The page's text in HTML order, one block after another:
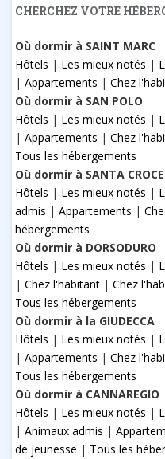
CHERCHEZ VOTRE
Où dormir à SAINT MARC
Hôtels | Les mieux notés |
| Appartements | Chez
Où dormir à SAN POLO
Hôtels | Les mieux notés |
| Appartements | Chez
Tous les hébergements
Où dormir à SANTA CROCE
Hôtels | Les mieux notés |
admis | Appartements |
hébergements
Où dormir à DORSODURO
Hôtels | Les mieux notés |
| Chez l'habitant | Chez
Tous les hébergements
Où dormir à la GIUDECCA
Hôtels | Les mieux notés |
| Appartements | Chez
Tous les hébergements
Où dormir à CANNAREGIO
Hôtels | Les mieux notés |
| Animaux admis |
de jeunesse | Tous les